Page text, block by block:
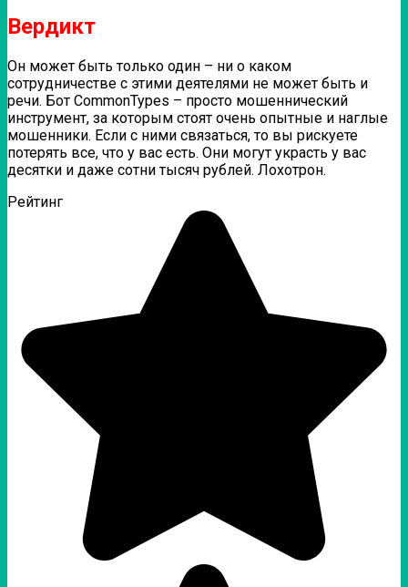
Вердикт
Он может быть только один – ни о каком
сотрудничестве с этими деятелями не может быть и
речи. Бот CommonTypes – просто мошеннический
инструмент, за которым стоят очень опытные и наглые
мошенники. Если с ними связаться, то вы рискуете
потерять все, что у вас есть. Они могут украсть у вас
десятки и даже сотни тысяч рублей. Лохотрон.
Рейтинг